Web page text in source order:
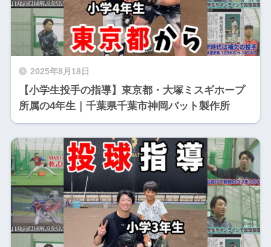
2025年8月18日
【小学生投手の指導】東京都・大塚ミスギホープ
所属の4年生｜千葉県千葉市神岡バット製作所